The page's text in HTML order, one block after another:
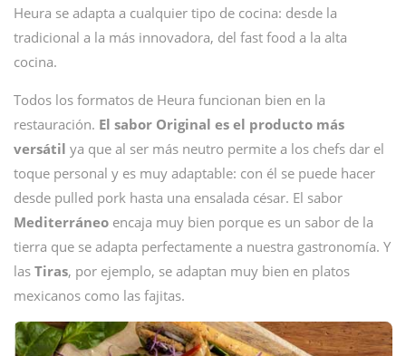
Heura se adapta a cualquier tipo de cocina: desde la
tradicional a la más innovadora, del fast food a la alta
cocina.
Todos los formatos de Heura funcionan bien en la
restauración. El sabor Original es el producto más
versátil ya que al ser más neutro permite a los chefs dar el
toque personal y es muy adaptable: con él se puede hacer
desde pulled pork hasta una ensalada césar. El sabor
Mediterráneo encaja muy bien porque es un sabor de la
tierra que se adapta perfectamente a nuestra gastronomía. Y
las Tiras, por ejemplo, se adaptan muy bien en platos
mexicanos como las fajitas.